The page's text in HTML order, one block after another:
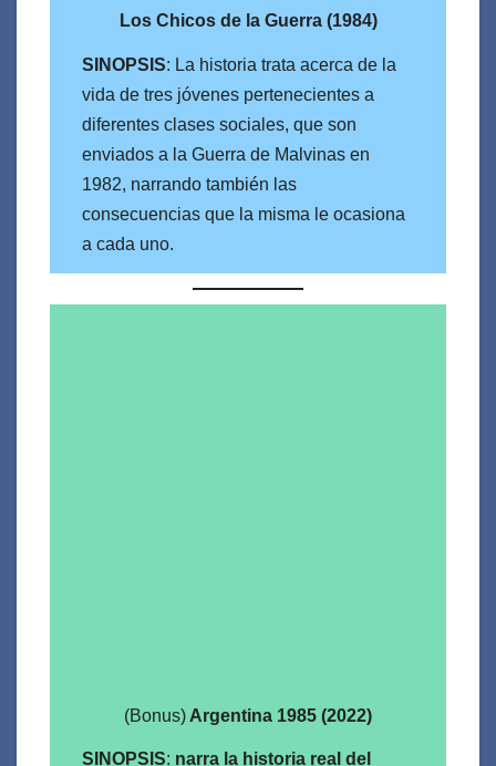
Los Chicos de la Guerra (1984)
SINOPSIS: La historia trata acerca de la
vida de tres jóvenes pertenecientes a
diferentes clases sociales, que son
enviados a la Guerra de Malvinas en
1982, narrando también las
consecuencias que la misma le ocasiona
a cada uno.
(Bonus) Argentina 1985 (2022)
SINOPSIS: narra la historia real del